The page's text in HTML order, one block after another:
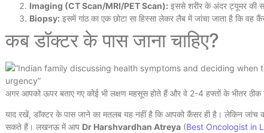
Imaging (CT Scan/MRI/PET Scan): इससे शरीर के अंदर ट्यूमर की
Biopsy: इसमें गांठ का एक छोटा सा हिस्सा लेकर लैब में जांचा जाता है कि वह
कब डॉक्टर के पास जाना चाहिए?
अगर आपको ऊपर बताए गए कोई भी लक्षण महसूस होते हैं और वे 2-4 हफ्तों के भीतर ठीक
याद रखें, डॉक्टर के पास जाने का मतलब यह नहीं है कि आपको कैंसर ही है। लेकिन
सकते हैं। लखनऊ में आप Dr Harshvardhan Atreya (Best Oncologist in